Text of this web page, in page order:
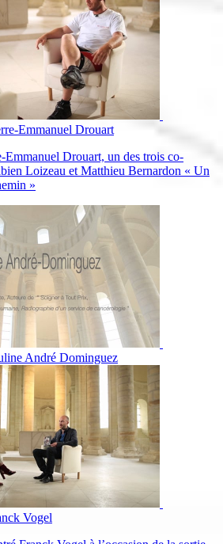
Emmanuel Drouart
Emmanuel Drouart, un des trois co-
Loizeau et Matthieu Bernardon « Un
»
André Dominguez
Vogel